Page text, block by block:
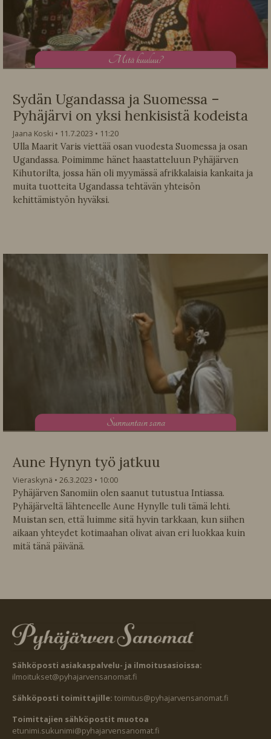
Mitä kuuluu?
Sydän Ugandassa ja Suomessa –
Pyhäjärvi on yksi henkisistä kodeista
Jaana Koski 11.7.2023
11:20
Ulla Maarit Varis viettää osan vuodesta Suomessa ja osan
Ugandassa. Poimimme hänet haastatteluun Pyhäjärven
Kihutorilta, jossa hän oli myymässä afrikkalaisia kankaita ja
muita tuotteita Ugandassa tehtävän yhteisön
kehittämistyön hyväksi.
Sunnuntain sana
Aune Hynyn työ jatkuu
Vieraskynä 26.3.2023
10:00
Pyhäjärven Sanomiin olen saanut tutustua Intiassa.
Pyhäjärveltä lähteneelle Aune Hynylle tuli tämä lehti.
Muistan sen, että luimme sitä hyvin tarkkaan, kun siihen
aikaan yhteydet kotimaahan olivat aivan eri luokkaa kuin
mitä tänä päivänä.
Sähköposti asiakaspalvelu- ja ilmoitusasioissa:
ilmoitukset@pyhajarvensanomat.fi
Sähköposti toimittajille: toimitus@pyhajarvensanomat.fi
Toimittajien sähköpostit muotoa
etunimi.sukunimi@pyhajarvensanomat.fi